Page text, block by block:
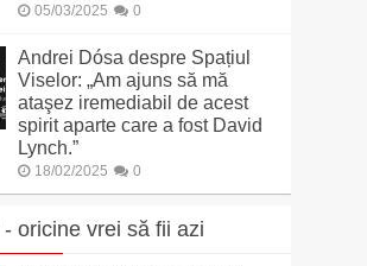
05/03/2025 0
Andrei Dósa despre Spațiul
Viselor: „Am ajuns să mă
ataşez iremediabil de acest
spirit aparte care a fost David
Lynch.”
18/02/2025 0
oricine vrei să fii azi